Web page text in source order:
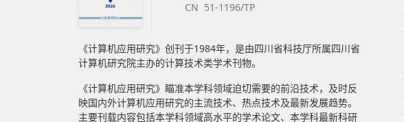
CN 51-1196/TP
《计算机应用研究》创刊于1984年，是由四川省科技厅所属四川省
计算机研究院主办的计算技术类学术刊物。
《计算机应用研究》瞄准本学科领域迫切需要的前沿技术，及时反
映国内外计算机应用研究的主流技术、热点技术及最新发展趋势。
主要刊载内容包括本学科领域高水平的学术论文、本学科最新科研